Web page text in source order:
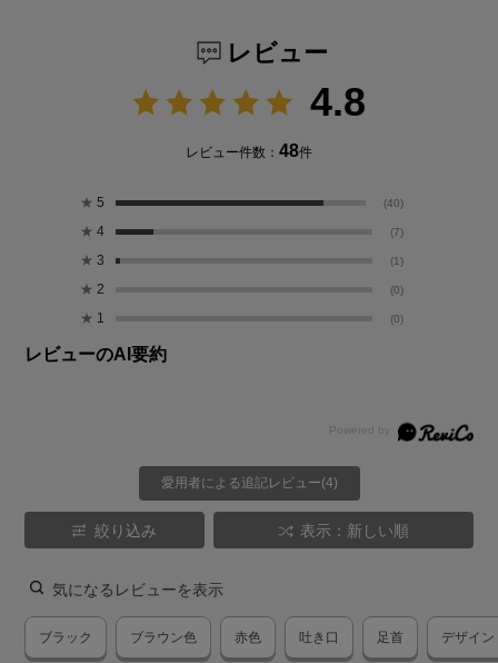
レビュー
4.8
レビュー件数： 48件
★ 5 (40)
★ 4 (7)
★ 3 (1)
★ 2 (0)
★ 1 (0)
レビューのAI要約
愛用者による追記レビュー(4)
絞り込み 表示：新しい順
気になるレビューを表示
ブラック ブラウン色 赤色 吐き口 足首 デザイン